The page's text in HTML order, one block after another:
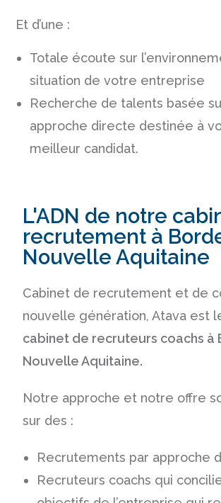
Et d’une :
Totale écoute sur
situation de votre entreprise
Recherche de talents basée
approche directe destinée à
meilleur candidat.
L'ADN de notre
recrutement à
Nouvelle Aquitaine
Cabinet de recrutement et de
nouvelle génération, Atava est
cabinet de recruteurs coachs à
Nouvelle Aquitaine.
Notre approche et notre offre
sur des :
Recrutements par approche
Recruteurs coachs qui